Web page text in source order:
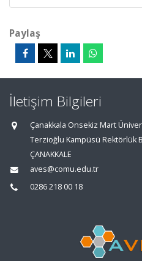
Paylaş
İletişim Bilgileri
Çanakkala Onsekiz Mart
Terzioğlu Kampüsü Rektörlük
ÇANAKKALE
aves@comu.edu.tr
0286 218 00 18